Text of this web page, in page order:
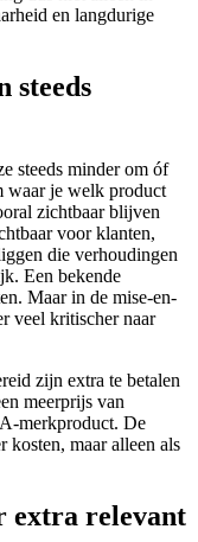
en langdurige
steeds
steeds minder om óf
waar je welk product
zichtbaar blijven
voor klanten,
die verhoudingen
Een bekende
Maar in de mise-en-
veel kritischer naar
zijn extra te betalen
meerprijs van
merkproduct. De
kosten, maar alleen als
extra relevant